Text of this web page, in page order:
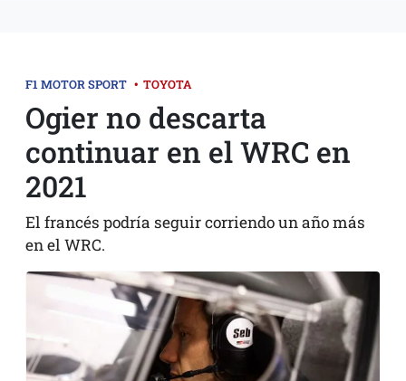
F1 MOTOR SPORT • TOYOTA
Ogier no descarta
continuar en el WRC en
2021
El francés podría seguir corriendo un año más
en el WRC.